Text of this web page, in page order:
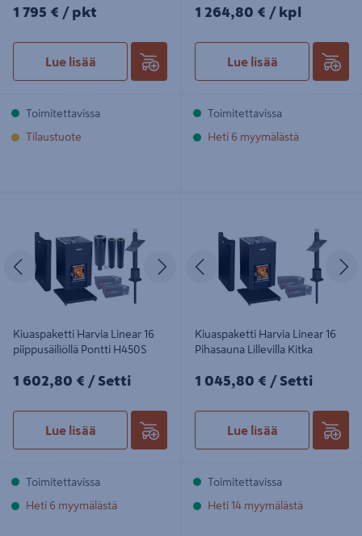
1795€/pkt
1 795 € / pkt
Lue lisää
Toimitettavissa
Tilaustuote
1264,80€/kpl
1 264,80 € / kpl
Lue lisää
Toimitettavissa
Heti 6 myymälästä
Edellinen Seuraava
Kiuaspaketti Harvia Linear 16
piippusäiliöllä Pontti H450S
1602,80€/Setti
1 602,80 € / Setti
Lue lisää
Toimitettavissa
Heti 6 myymälästä
Kiuaspaketti Harvia Linear 16
Pihasauna Lillevilla Kitka
1045,80€/Setti
1 045,80 € / Setti
Lue lisää
Toimitettavissa
Heti 14 myymälästä